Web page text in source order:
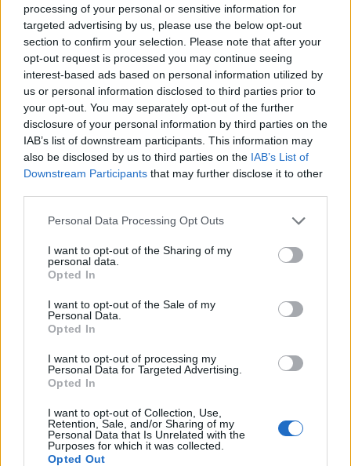
processing of your personal or sensitive information for
targeted advertising by us, please use the below opt-out
section to confirm your selection. Please note that after your
opt-out request is processed you may continue seeing
interest-based ads based on personal information utilized by
us or personal information disclosed to third parties prior to
your opt-out. You may separately opt-out of the further
disclosure of your personal information by third parties on the
IAB’s list of downstream participants. This information may
also be disclosed by us to third parties on the IAB’s List of
Downstream Participants that may further disclose it to other
Please note that this website/app uses one or more Google
not limited to your visit or usage behaviour. You may click to
grant or deny consent to Google and its third-party tags to
use your data for below specified purposes in below Google
consent section.
Personal Data Processing Opt Outs
I want to opt-out of the Sharing of my
personal data.
Opted In
I want to opt-out of the Sale of my
Personal Data.
Opted In
I want to opt-out of processing my
Personal Data for Targeted Advertising.
Opted In
I want to opt-out of Collection, Use,
Retention, Sale, and/or Sharing of my
Personal Data that Is Unrelated with the
Purposes for which it was collected.
Opted Out
Red Bucket Shiraz Cabernet 2013
Kevésbé édes, szikárabb, de hasonlóképpen modern,
egy fokkal határozottabb tanninnal, sok mentolos-
eukaliptuszos aromával. Jobb arányai vannak, a
sava picit magasabb, a hordót már jobban
beépítette.5/6p
Devil's Elbow Cabernet Sauvignon Reserve 2013
Híresen veszélyes kanyar a régi adelaide-i főúton,
ahol sokan szenvedtek autóbalesetet. A borászathoz
vezető úton mindenkinek meg kell birkózni vele. Itt
Testes, lédús fekete bogyós gyümölcsökkel telis tele
pakolt bor, pici mentollal és eukaliptusszal. Elég
populáris és modern, kis édesség és sok fa színezi. A
tannin a fajtához hűen természetesen sok, de
meglepő módon érett és bársonyos. A lecsengés
hosszú. Profi bor, szépen megőrzi a fajta fekete
ribizlis gyümölcsösségét.6p+
Yakka Shiraz 2014
A Yakka aboriginal nyelven munkát jelent, az
ausztrál angolban a „kemény munka” szleng
megnevezése, ugyanakkor a pince körül